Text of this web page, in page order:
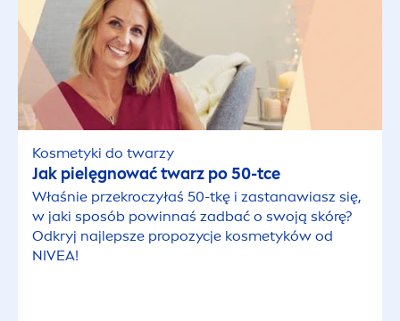
Włosy blond
Włosy cienkie
Włosy farbowane
Włosy kręcone
Włosy normalne
Kosmetyki do twarzy
Jak pielęgnować twarz po 50-tce
Właśnie przekroczyłaś 50-tkę i zastanawiasz się,
w jaki sposób powinnaś zadbać o swoją skórę?
Odkryj najlepsze propozycje kosmetyków od
NIVEA!